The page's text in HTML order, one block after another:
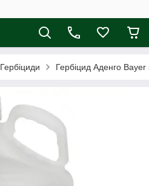
Гербіциди Гербіцид Аденго Bayer